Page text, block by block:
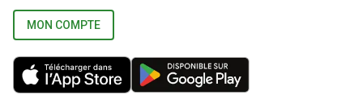
MON COMPTE